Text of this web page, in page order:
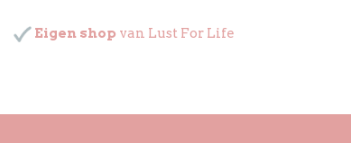
Eigen shop van Lust For Life